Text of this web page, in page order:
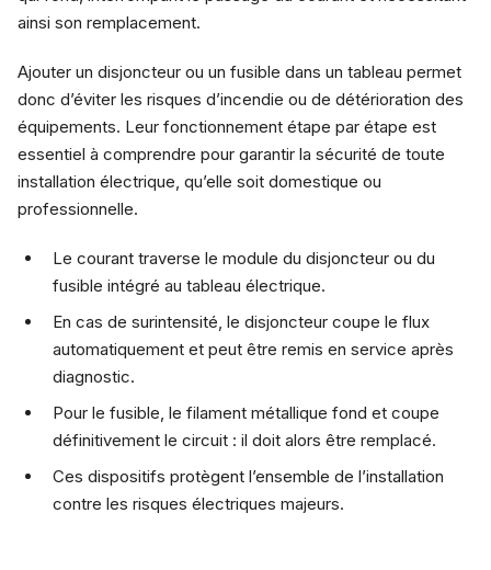
ainsi son remplacement.
Ajouter un disjoncteur ou un fusible dans un tableau permet
donc d’éviter les risques d’incendie ou de détérioration des
équipements. Leur fonctionnement étape par étape est
essentiel à comprendre pour garantir la sécurité de toute
installation électrique, qu’elle soit domestique ou
professionnelle.
Le courant traverse le module du disjoncteur ou du
fusible intégré au tableau électrique.
En cas de surintensité, le disjoncteur coupe le flux
automatiquement et peut être remis en service après
diagnostic.
Pour le fusible, le filament métallique fond et coupe
définitivement le circuit : il doit alors être remplacé.
Ces dispositifs protègent l’ensemble de l’installation
contre les risques électriques majeurs.